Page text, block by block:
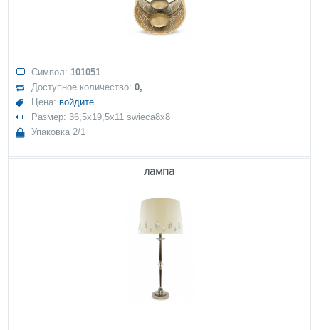
Символ: 101051
Доступное количество:0,
Цена: войдите
Размер: 36,5x19,5x11 swieca8x8
Упаковка 2/1
лампа